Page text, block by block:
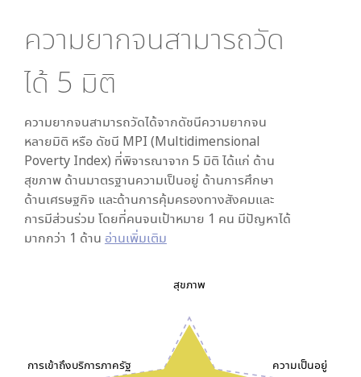
ความยากจนสามารถวัด
ได้ 5 มิติ
ความยากจนสามารถวัดได้จากดัชนีความยากจน
หลายมิติ หรือ ดัชนี MPI (Multidimensional
Poverty Index) ที่พิจารณาจาก 5 มิติ ได้แก่ ด้าน
สุขภาพ ด้านมาตรฐานความเป็นอยู่ ด้านการศึกษา
ด้านเศรษฐกิจ และด้านการคุ้มครองทางสังคมและ
การมีส่วนร่วม โดยที่คนจนเป้าหมาย 1 คน มีปัญหาได้
มากกว่า 1 ด้าน อ่านเพิ่มเติม
สุขภาพ
ความเป็นอยู่
การเข้าถึงบริการภาครัฐ